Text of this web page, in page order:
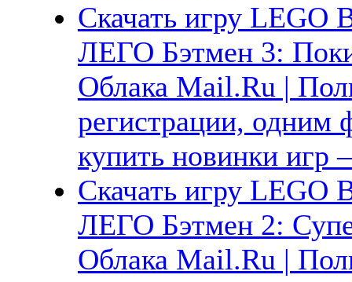
Скачать игру LEGO
ЛЕГО Бэтмен 3:
Облака Mail.Ru |
регистрации, одним
купить новинки
Скачать игру LEGO
ЛЕГО Бэтмен 2:
Облака Mail.Ru |